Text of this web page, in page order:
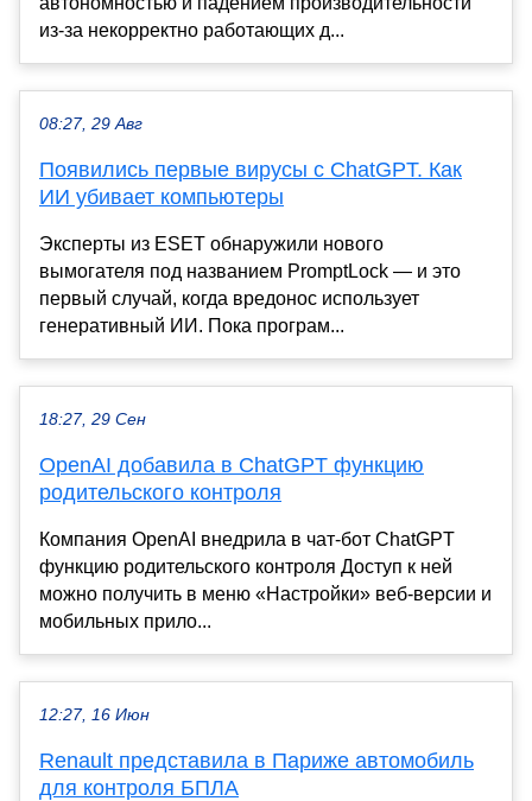
из-за некорректно работающих д...
08:27, 29 Авг
Появились первые вирусы с ChatGPT. Как
ИИ убивает компьютеры
Эксперты из ESET обнаружили нового
вымогателя под названием PromptLock — и это
первый случай, когда вредонос использует
генеративный ИИ. Пока програм...
18:27, 29 Сен
OpenAI добавила в ChatGPT функцию
родительского контроля
Компания OpenAI внедрила в чат-бот ChatGPT
функцию родительского контроля Доступ к ней
можно получить в меню «Настройки» веб-версии и
мобильных прило...
12:27, 16 Июн
Renault представила в Париже автомобиль
для контроля БПЛА